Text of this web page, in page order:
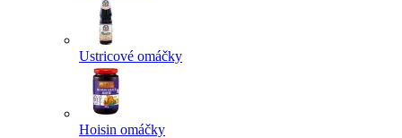
Ustricové omáčky
Hoisin omáčky